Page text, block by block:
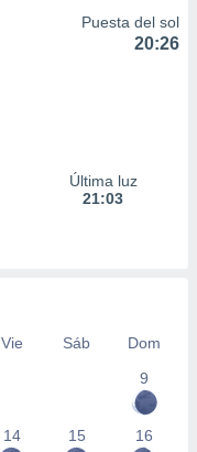
Puesta del sol
20:26
Última luz
21:03
Vie Sáb
Dom
9
14 15 16